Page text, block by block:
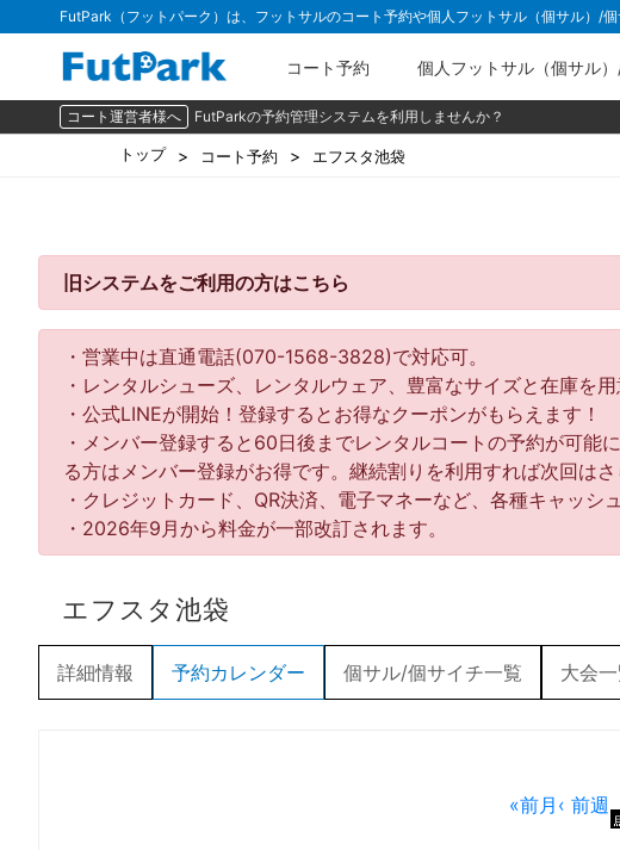
FutPark（フットパーク）は、フットサルのコート予約や個人フットサル（個サル）/
コート予約 個人フットサル（個サル
コート運営者様へ FutParkの予約管理システムを利用しませんか？
トップ コート予約 エフスタ池袋
旧システムをご利用の方はこちら
・営業中は直通電話(070-1568-3828)で対応可。
・レンタルシューズ、レンタルウェア、豊富なサイズと在庫を
・公式LINEが開始！登録するとお得なクーポンがもらえます！
・メンバー登録すると60日後までレンタルコートの予約が可
る方はメンバー登録がお得です。継続割りを利用すれば次回はさ
・クレジットカード、QR決済、電子マネーなど、各種キャッシ
・2026年9月から料金が一部改訂されます。
エフスタ池袋
詳細情報 予約カレンダー 個サル/個サイチ一覧 大会
«前月 ‹ 前週
日